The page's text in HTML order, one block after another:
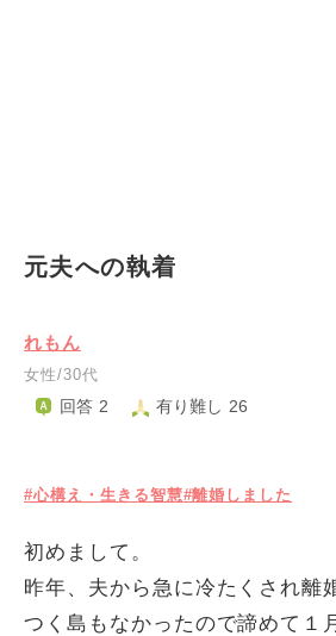
元夫への執着
れもん
女性/30代
回答 2 有り難し 26
#心構え・生きる智慧#離婚しました
初めまして。
昨年、夫から急に冷たくされ離
つく島もなかったので諦めて１